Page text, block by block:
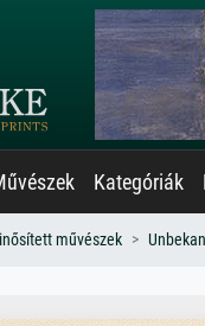
Kategóriák
művészek